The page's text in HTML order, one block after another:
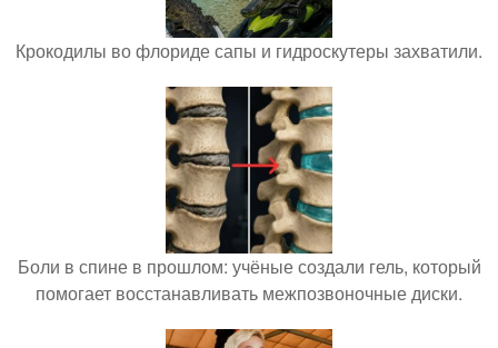
Крокодилы во флориде сапы и гидроскутеры захватили.
Боли в спине в прошлом: учёные создали гель, который
помогает восстанавливать межпозвоночные диски.